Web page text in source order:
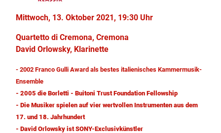
Mittwoch, 13. Oktober 2021, 19:30 Uhr
Quartetto di Cremona, Cremona
David Orlowsky, Klarinette
- 2002 Franco Gulli Award als bestes italienisches Kammermusik-
Ensemble
- 2005 die Borletti - Buitoni Trust Foundation Fellowship
- Die Musiker spielen auf vier wertvollen Instrumenten aus dem
17. und 18. Jahrhundert
- David Orlowsky ist SONY-Exclusivkünstler